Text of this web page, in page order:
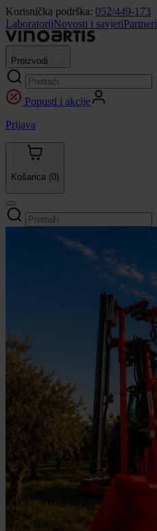
Korisnička podrška: 052/449-173
LaboratorijNovosti i savjetiPartneri
Proizvodi
Popusti i akcije
Prijava
Košarica (0)